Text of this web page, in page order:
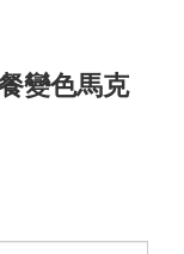
變色馬克